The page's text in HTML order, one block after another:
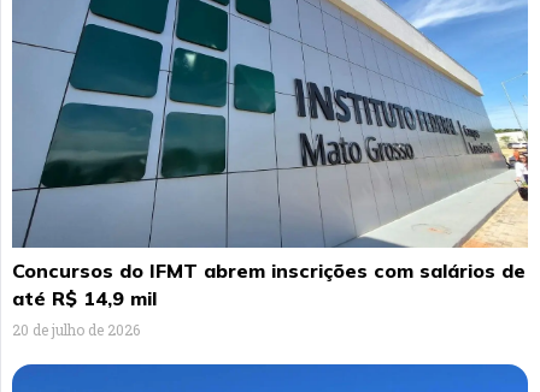
Concursos do IFMT abrem inscrições com salários de
até R$ 14,9 mil
20 de julho de 2026